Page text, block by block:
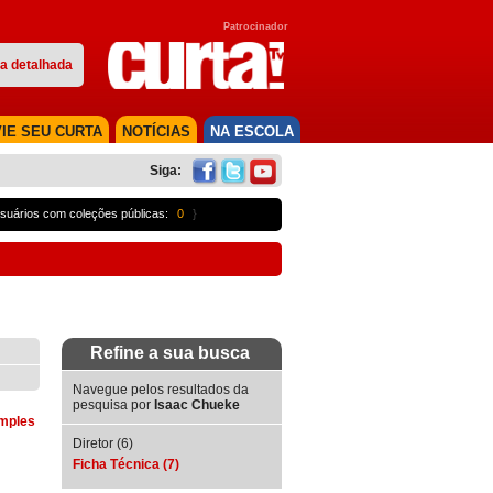
detalhada
Patrocinador
NA ESCOLA
NOTÍCIAS
SEU CURTA
Siga:
com coleções públicas: 0 }
Refine a sua busca
Navegue pelos resultados da
pesquisa por Isaac Chueke
Diretor (6)
Ficha Técnica (7)